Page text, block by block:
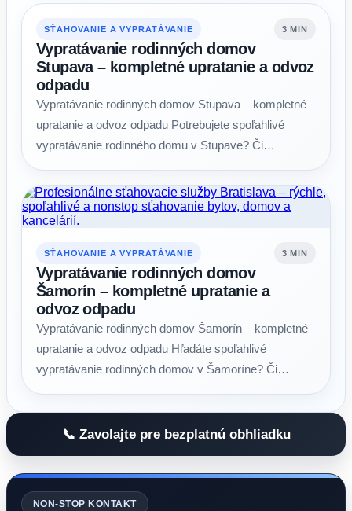
SŤAHOVANIE A VYPRATÁVANIE 3 MIN
Vypratávanie rodinných domov
Stupava – kompletné upratanie a odvoz
odpadu
Vypratávanie rodinných domov Stupava – kompletné
upratanie a odvoz odpadu Potrebujete spoľahlivé
vypratávanie rodinného domu v Stupave? Či…
SŤAHOVANIE A VYPRATÁVANIE 3 MIN
Vypratávanie rodinných domov
Šamorín – kompletné upratanie a
odvoz odpadu
Vypratávanie rodinných domov Šamorín – kompletné
upratanie a odvoz odpadu Hľadáte spoľahlivé
vypratávanie rodinných domov v Šamoríne? Či…
📞 Zavolajte pre bezplatnú obhliadku
NON-STOP KONTAKT